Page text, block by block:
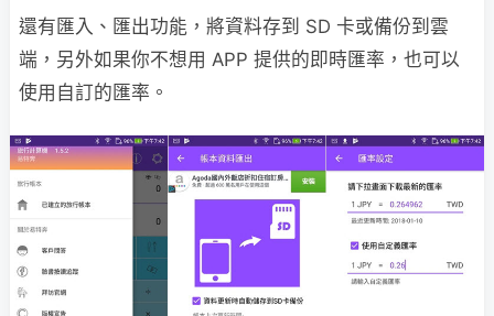
還有匯入、匯出功能，將資料存到 SD 卡或備份到雲
端，另外如果你不想用 APP 提供的即時匯率，也可以
使用自訂的匯率。